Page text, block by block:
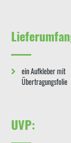
ein Aufkleber mit
Übertragungsfolie
UVP: